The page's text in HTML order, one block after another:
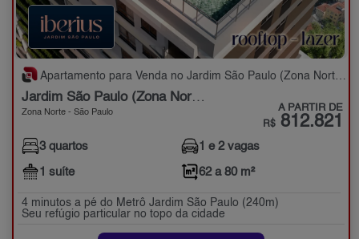
Apartamento para Venda no Jardim São Paulo (Zona Norte) com 3 quartos - 62 a 80 m²
Jardim São Paulo (Zona Norte)
Zona Norte - São Paulo A PARTIR DE
R$ 812.821
3 quartos
1 suíte
1 e 2 vagas
62 a 80 m²
4 minutos a pé do Metrô Jardim São Paulo (240m)
Seu refúgio particular no topo da cidade